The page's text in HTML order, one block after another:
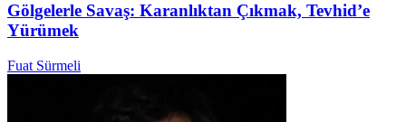
Gölgelerle Savaş: Karanlıktan Çıkmak, Tevhid’e
Yürümek
Fuat Sürmeli